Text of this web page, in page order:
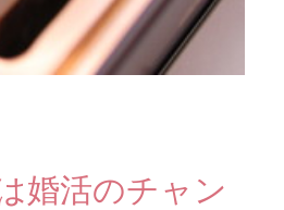
婚活のチャン